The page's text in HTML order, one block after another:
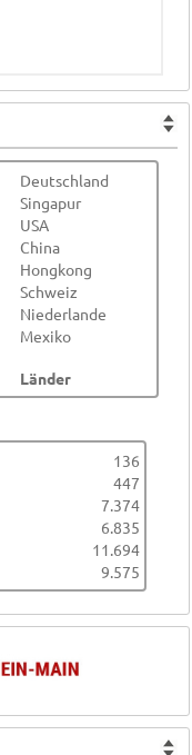
Deutschland
Singapur
USA
China
Hongkong
Schweiz
Niederlande
Mexiko
Länder
136
447
7.374
6.835
11.694
9.575